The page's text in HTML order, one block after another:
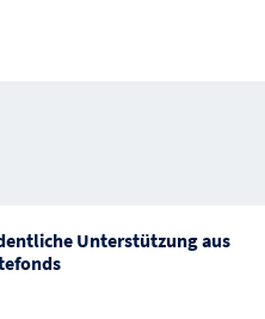
Unterstützung aus